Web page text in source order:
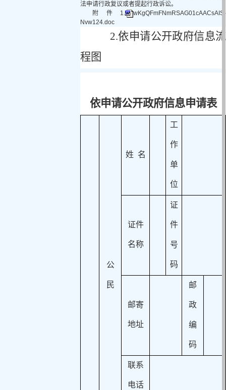
法申请行政复议或者提起行政诉讼。
附件1.
wKgQFmFNmRSAG01cAACsAIS-
Nvw124.doc
2.依申请公开政府信息流
程图
依申请公开政府信息申请表
公
民
姓 名
工
作
单
位
证件
名称
证
件
号
码
邮寄
地址
邮
政
编
码
联系
电话